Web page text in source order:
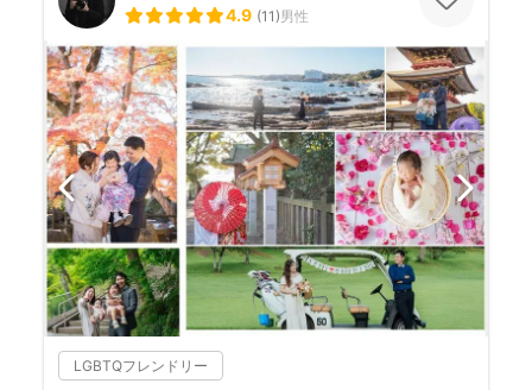
4.9 (11)男性
LGBTQフレンドリー